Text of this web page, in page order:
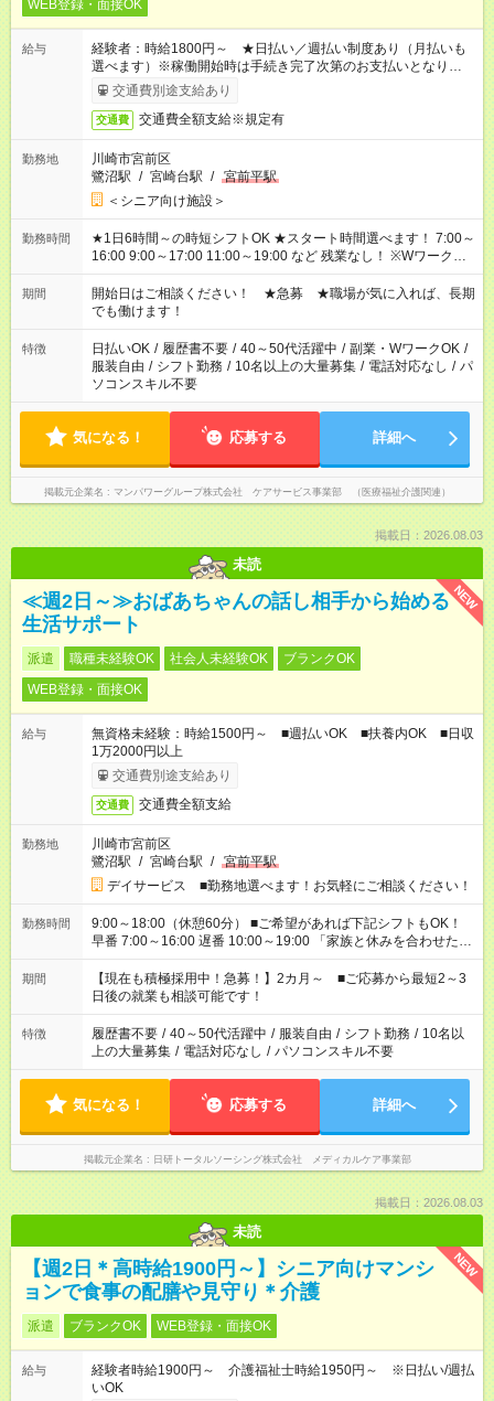
WEB登録・面接OK
給与
経験者：時給1800円～ ★日払い／週払い制度あり（月払いも
選べます）※稼働開始時は手続き完了次第のお支払いとなりま
す。交通費別途支給あり
交通費 交通費全額支給※規定有
勤務地
川崎市宮前区
鷺沼駅 / 宮崎台駅 / 宮前平駅
＜シニア向け施設＞
勤務時間
★1日6時間～の時短シフトOK ★スタート時間選べます！ 7:00～
16:00 9:00～17:00 11:00～19:00 など 残業なし！ ※Wワークの
場合、他のお仕事と合わせ週40時間超の就業はご案内できませ
ん ※法令に基づき、週20時間以上勤務は社会保険への加入対象
となります ※労働者派遣法（日雇い派遣の原則禁止）により、
短時間・短期間の就業はご案内が難しい場合があります
期間
開始日はご相談ください！ ★急募 ★職場が気に入れば、長期
でも働けます！
特徴 日払いOK / 履歴書不要 / 40～50代活躍中 / 副業・WワークOK /
服装自由 / シフト勤務 / 10名以上の大量募集 / 電話対応なし / パ
ソコンスキル不要
気になる！ 応募する 詳細へ
掲載元企業名 マンパワーグループ株式会社 ケアサービス事業部 （医療福祉介護関連）
掲載日：2026.08.03
未読
NEW
≪週2日～≫おばあちゃんの話し相手から始める
生活サポート
派遣 職種未経験OK 社会人未経験OK
ブランクOK
WEB登録・面接OK
給与
無資格未経験：時給1500円～ ■週払いOK ■扶養内OK ■日収
1万2000円以上
交通費別途支給あり
交通費 交通費全額支給
勤務地
川崎市宮前区
鷺沼駅 / 宮崎台駅 / 宮前平駅
デイサービス ■勤務地選べます！お気軽にご相談ください！
勤務時間
9:00～18:00（休憩60分） ■ご希望があれば下記シフトもOK！
早番 7:00～16:00 遅番 10:00～19:00 「家族と休みを合わせた
い」 「余裕を持って夕飯の準備がしたい」 「できれば残業はし
たくない」 など、ご希望を教えてくださいね。 ※Wワーク希望
の方へ 今ご覧のお仕事で希望する勤務時間と、もう1つのお仕事
の勤務時間。 合計で週40時間を超える場合は応募できません。
期間
【現在も積極採用中！急募！】2カ月～ ■ご応募から最短2～3
日後の就業も相談可能です！
特徴 履歴書不要 / 40～50代活躍中 / 服装自由 / シフト勤務 / 10名以
上の大量募集 / 電話対応なし / パソコンスキル不要
気になる！ 応募する 詳細へ
掲載元企業名 日研トータルソーシング株式会社 メディカルケア事業部
掲載日：2026.08.03
未読
NEW
【週2日＊高時給1900円～】シニア向けマンシ
ョンで食事の配膳や見守り＊介護
派遣 ブランクOK WEB登録・面接OK
給与
経験者時給1900円～ 介護福祉士時給1950円～ ※日払い/週払
いOK